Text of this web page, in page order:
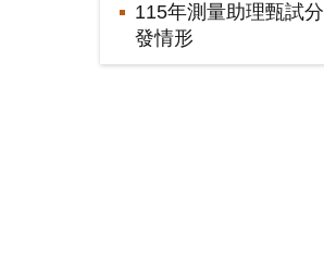
115年測量助理甄試分
發情形